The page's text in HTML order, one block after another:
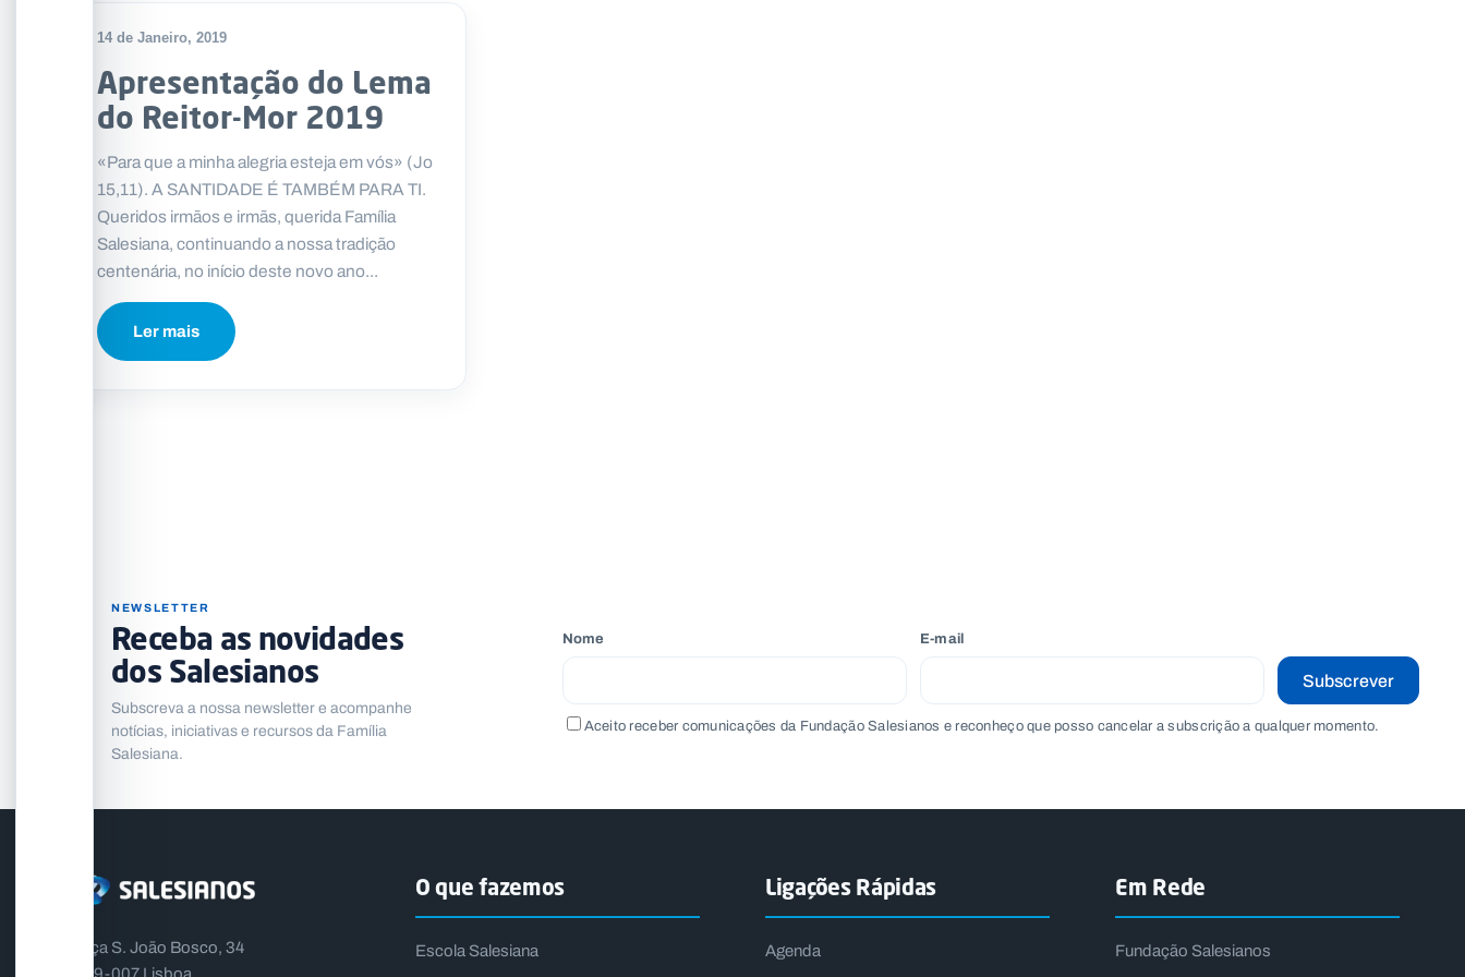
14 de Janeiro, 2019
Apresentação do Lema
do Reitor-Mor 2019
«Para que a minha alegria esteja em vós» (Jo
15,11). A SANTIDADE É TAMBÉM PARA TI.
Queridos irmãos e irmãs, querida Família
Salesiana, continuando a nossa tradição
centenária, no início deste novo ano...
Ler mais
NEWSLETTER
Receba as novidades
dos Salesianos
Subscreva a nossa newsletter e acompanhe
notícias, iniciativas e recursos da Família
Salesiana.
Nome E-mail
Aceito receber comunicações da Fundação Salesianos e reconheço que posso cancelar a subscrição a qualquer momento.
Subscrever
Praça S. João Bosco, 34
O que fazemos
Escola Salesiana
Ligações Rápidas
Agenda
Em Rede
Fundação Salesianos